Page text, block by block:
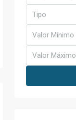
Tipo
Valor Mínimo
Valor Máximo